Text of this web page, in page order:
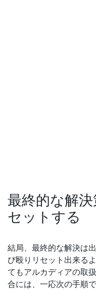
最終的な解
セットする
結局、最終的な解決は
び殴りリセット出来る
てもアルカディアの取
合には、一応次の手順